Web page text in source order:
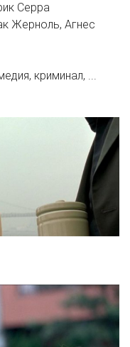
Серра
Жерноль, Агнес
криминал, ...